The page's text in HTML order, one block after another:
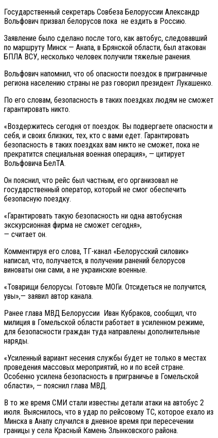
Государственный секретарь Совбеза Белоруссии Александр
Вольфович призвал белорусов пока не ездить в Россию.
Заявление было сделано после того, как автобус, следовавший
по маршруту Минск — Анапа, в Брянской области, был атакован
БПЛА ВСУ, несколько человек получили тяжелые ранения.
Вольфович напомнил, что об опасности поездок в приграничные
региона населению страны не раз говорил президент Лукашенко.
По его словам, безопасность в таких поездках людям не сможет
гарантировать никто.
«Воздержитесь сегодня от поездок. Вы подвергаете опасности и
себя, и своих близких, тех, кто с вами едет. Гарантировать
безопасность в таких поездках вам никто не сможет, пока не
прекратится специальная военная операция», — цитирует
Вольфовича БелТА.
Он пояснил, что рейс был частным, его организовал не
государственный оператор, который не смог обеспечить
безопасную поездку.
«Гарантировать такую безопасность ни одна автобусная
экскурсионная фирма не сможет сегодня»,
— считает он.
Комментируя его слова, ТГ-канал «Белорусский силовик»
написал, что, получается, в получении ранений белорусов
виноваты они сами, а не украинские военные.
«Товарищи белорусы. Готовьте МОГи. Отсидеться не получится,
увы»,— заявил автор канала.
Ранее глава МВД Белоруссии Иван Кубраков, сообщил, что
милиция в Гомельской области работает в усиленном режиме,
для безопасности граждан туда направлены дополнительные
наряды.
«Усиленный вариант несения службы будет не только в местах
проведения массовых мероприятий, но и по всей стране.
Особенно усилена безопасность в приграничье в Гомельской
области», — пояснил глава МВД.
В то же время СМИ стали известны детали атаки на автобус 2
июля. Выяснилось, что в удар по рейсовому ТС, которое ехало из
Минска в Анапу случился в дневное время при пересечении
границы у села Красный Камень Злынковского района.